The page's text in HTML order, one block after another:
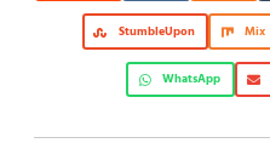
StumbleUpon Mix
WhatsApp